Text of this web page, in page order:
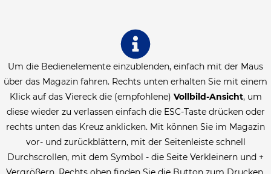
Um die Bedienelemente einzublenden, einfach mit der Maus
über das Magazin fahren. Rechts unten erhalten Sie mit einem
Klick auf das Viereck die (empfohlene) Vollbild-Ansicht, um
diese wieder zu verlassen einfach die ESC-Taste drücken oder
rechts unten das Kreuz anklicken. Mit können Sie im Magazin
vor- und zurückblättern, mit der Seitenleiste schnell
Durchscrollen, mit dem Symbol - die Seite Verkleinern und +